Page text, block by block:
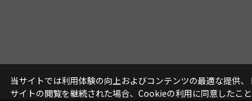
当サイトでは利用体験の向上およびコンテンツの最適な提供
サイトの閲覧を継続された場合、Cookieの利用に同意したこと